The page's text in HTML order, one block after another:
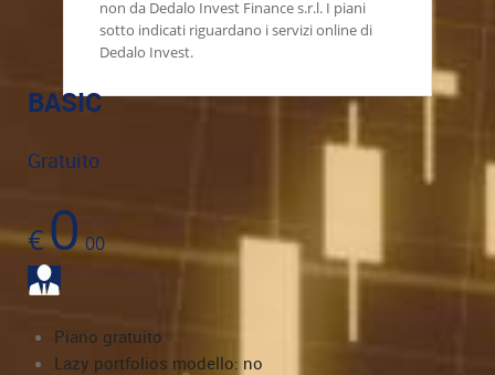
non da Dedalo Invest Finance s.r.l. I piani
sotto indicati riguardano i servizi online di
Dedalo Invest.
BASIC
Gratuito
€000
Piano gratuito
Lazy portfolios modello: no